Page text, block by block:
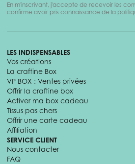
En m'inscrivant, j'accepte de recevoir les
confirme avoir pris connaissance de la
LES INDISPENSABLES
Vos créations
La craftine Box
VP BOX : Ventes privées
Offrir la craftine box
Activer ma box cadeau
Tissus pas chers
Offrir une carte cadeau
Affiliation
SERVICE CLIENT
Nous contacter
FAQ